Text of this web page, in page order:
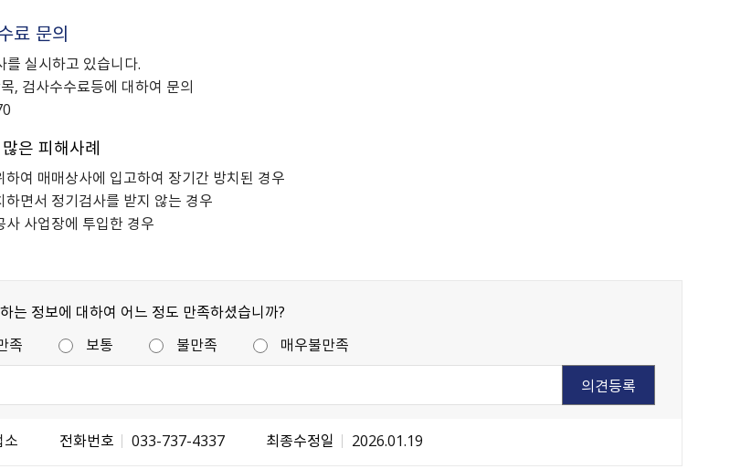
료 문의
실시하고 있습니다.
, 검사수수료등에 대하여 문의
은 피해사례
여 매매상사에 입고하여 장기간 방치된 경우
면서 정기검사를 받지 않는 경우
사업장에 투입한 경우
는 정보에 대하여 어느 정도 만족하셨습니까?
족 보통 불만족 매우불만족
전화번호 033-737-4337 최종수정일 2026.01.19